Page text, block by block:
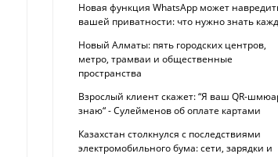
Новая функция WhatsApp может
вашей приватности: что нужно знать
Новый Алматы: пять городских центров,
метро, трамваи и общественные
пространства
Взрослый клиент скажет: “Я ваш QR-
знаю“ - Сулейменов об оплате картами
Казахстан столкнулся с последствиями
электромобильного бума: сети, зарядки и